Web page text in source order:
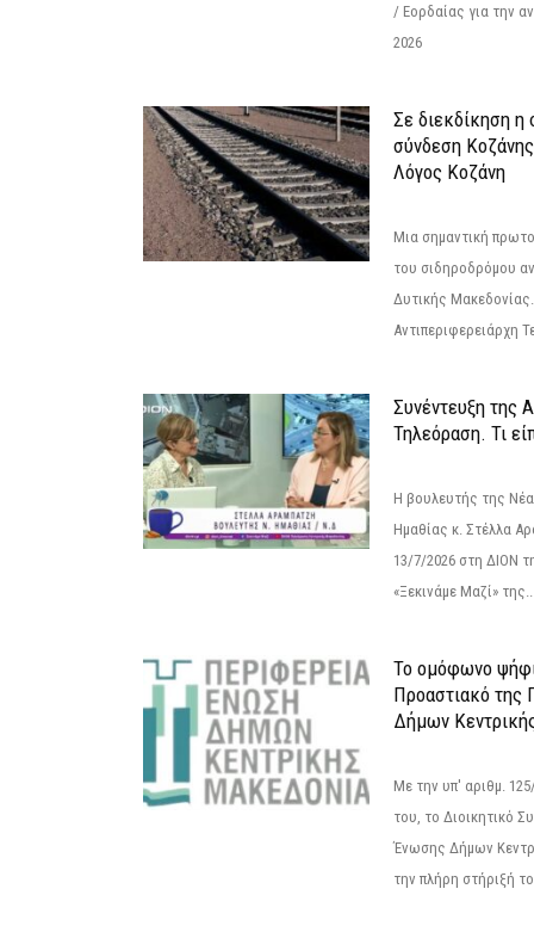
/ Εορδαίας για την
2026
Σε διεκδίκηση η
σύνδεση
Λόγος Κοζάνη
Μια σημαντική
του σιδηροδρόμου
Δυτικής
Αντιπεριφερειάρχη
Συνέντευξη της
Τηλεόραση. Τι
Η βουλευτής της
Ημαθίας κ. Στέλλα
13/7/2026 στη ΔΙΟΝ
«Ξεκινάμε Μαζί»
Το ομόφωνο
Προαστιακό της
Δήμων
Με την υπ' αριθμ.
του, το Διοικητικό
Ένωσης Δήμων
την πλήρη στήριξή